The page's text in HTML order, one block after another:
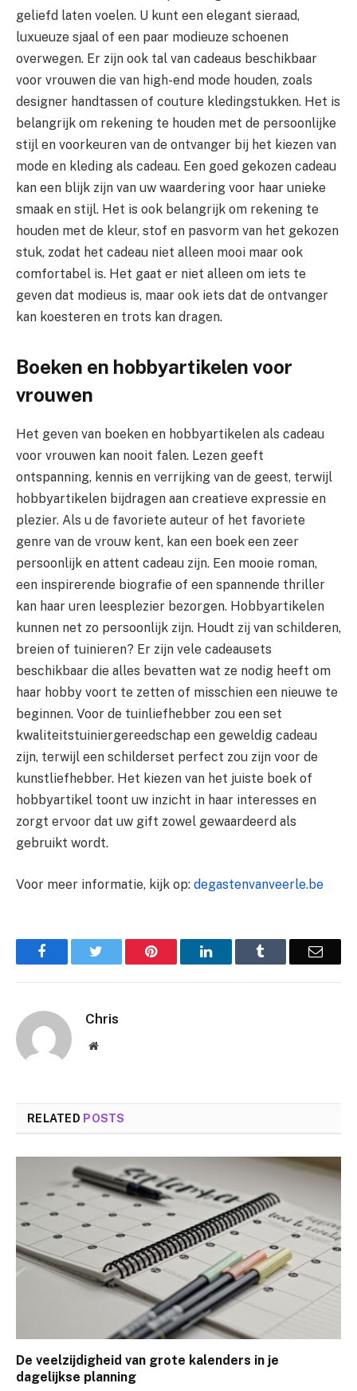
geliefd laten voelen. U kunt een elegant sieraad,
luxueuze sjaal of een paar modieuze schoenen
overwegen. Er zijn ook tal van cadeaus beschikbaar
voor vrouwen die van high-end mode houden, zoals
designer handtassen of couture kledingstukken. Het is
belangrijk om rekening te houden met de persoonlijke
stijl en voorkeuren van de ontvanger bij het kiezen van
mode en kleding als cadeau. Een goed gekozen cadeau
kan een blijk zijn van uw waardering voor haar unieke
smaak en stijl. Het is ook belangrijk om rekening te
houden met de kleur, stof en pasvorm van het gekozen
stuk, zodat het cadeau niet alleen mooi maar ook
comfortabel is. Het gaat er niet alleen om iets te
geven dat modieus is, maar ook iets dat de ontvanger
kan koesteren en trots kan dragen.
Boeken en hobbyartikelen voor
vrouwen
Het geven van boeken en hobbyartikelen als cadeau
voor vrouwen kan nooit falen. Lezen geeft
ontspanning, kennis en verrijking van de geest, terwijl
hobbyartikelen bijdragen aan creatieve expressie en
plezier. Als u de favoriete auteur of het favoriete
genre van de vrouw kent, kan een boek een zeer
persoonlijk en attent cadeau zijn. Een mooie roman,
een inspirerende biografie of een spannende thriller
kan haar uren leesplezier bezorgen. Hobbyartikelen
kunnen net zo persoonlijk zijn. Houdt zij van schilderen,
breien of tuinieren? Er zijn vele cadeausets
beschikbaar die alles bevatten wat ze nodig heeft om
haar hobby voort te zetten of misschien een nieuwe te
beginnen. Voor de tuinliefhebber zou een set
kwaliteitstuiniergereedschap een geweldig cadeau
zijn, terwijl een schilderset perfect zou zijn voor de
kunstliefhebber. Het kiezen van het juiste boek of
hobbyartikel toont uw inzicht in haar interesses en
zorgt ervoor dat uw gift zowel gewaardeerd als
gebruikt wordt.
Voor meer informatie, kijk op: degastenvanveerle.be
Facebook Pinterest LinkedIn Email
Chris
Website
RELATED POSTS
De veelzijdigheid van grote kalenders in je
dagelijkse planning